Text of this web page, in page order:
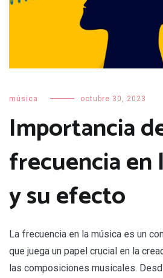
música octubre 30, 2023
Importancia
frecuencia en
y su efecto
La frecuencia en la música es un
que juega un papel crucial en la
las composiciones musicales.